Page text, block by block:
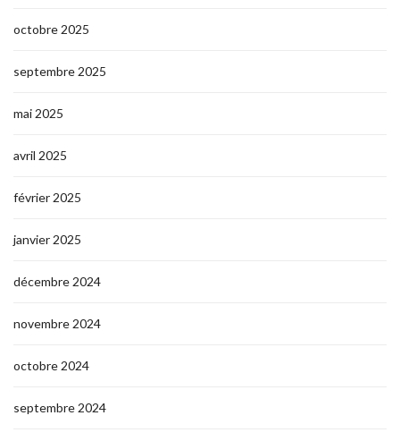
octobre 2025
septembre 2025
mai 2025
avril 2025
février 2025
janvier 2025
décembre 2024
novembre 2024
octobre 2024
septembre 2024